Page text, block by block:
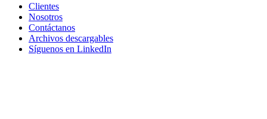
Clientes
Nosotros
Contáctanos
Archivos descargables
Síguenos en LinkedIn